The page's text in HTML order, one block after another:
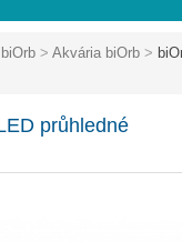
> Akvária biOrb >
průhledné